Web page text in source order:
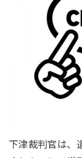
下津裁判官は、